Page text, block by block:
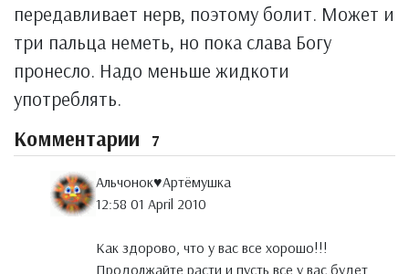
передавливает нерв, поэтому болит. Может и
три пальца неметь, но пока слава Богу
пронесло. Надо меньше жидкоти
употреблять.
Комментарии 7
Альчонок♥Артёмушка
12:58 01 April 2010
Как здорово, что у вас все хорошо!!!
Продолжайте расти и пусть все у вас будет